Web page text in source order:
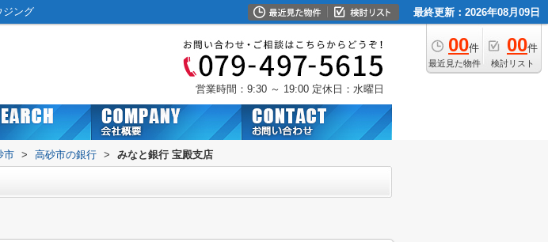
ジング 最終更新：2026年08月09日
00件
最近見た物件
00件
検討リスト
営業時間：9:30 ～ 19:00 定休日：水曜日
市 > 高砂市の銀行 > みなと銀行 宝殿支店